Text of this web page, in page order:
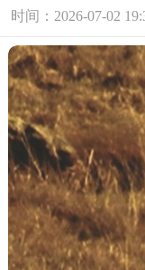
时间：2026-07-02